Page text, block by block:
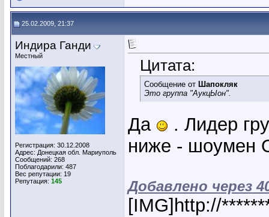
25.02.2009, 21:37
Индира Ганди
Местный
Регистрация: 30.12.2008
Адрес: Донецкая обл. Мариуполь
Сообщений: 268
Поблагодарили: 487
Вес репутации: 19
Репутация: 145
Цитата:
Сообщение от Шапокляк
Это группа "АукцЫон".
Да
. Лидер
ниже - шоумен
Добавлено через
[IMG]http://